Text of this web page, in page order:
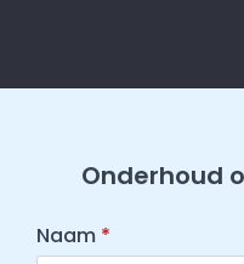
Onderhoud
Naam *